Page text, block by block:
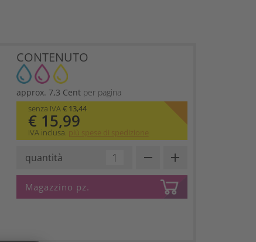
CONTENUTO
approx. 7,3 Centper pagina
senza IVA€ 13,44
€ 15,99
IVA inclusa. più spese di spedizione
quantità remove add
Magazzino pz.